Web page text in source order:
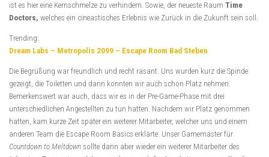
ist es hier eine Kernschmelze zu verhindern. Sowie, der neueste Raum Time
Doctors, welches ein cineastisches Erlebnis wie Zurück in die Zukunft sein soll.
Trending:
Dream Labs – Metropolis 2099 – Escape Room Bad Steben
Die Begrüßung war freundlich und recht rasant. Uns wurden kurz die Spinde
gezeigt, die Toiletten und dann konnten wir auch schon Platz nehmen.
Bemerkenswert war auch, dass wir es in der Pre-Game-Phase mit drei
unterschiedlichen Angestellten zu tun hatten. Nachdem wir Platz genommen
hatten, kam kurze Zeit später ein weiterer Mitarbeiter, welcher uns und einem
anderen Team die Escape Room Basics erklärte. Unser Gamemaster für
Countdown to Meltdown sollte dann aber wieder ein weiterer Mitarbeiter des